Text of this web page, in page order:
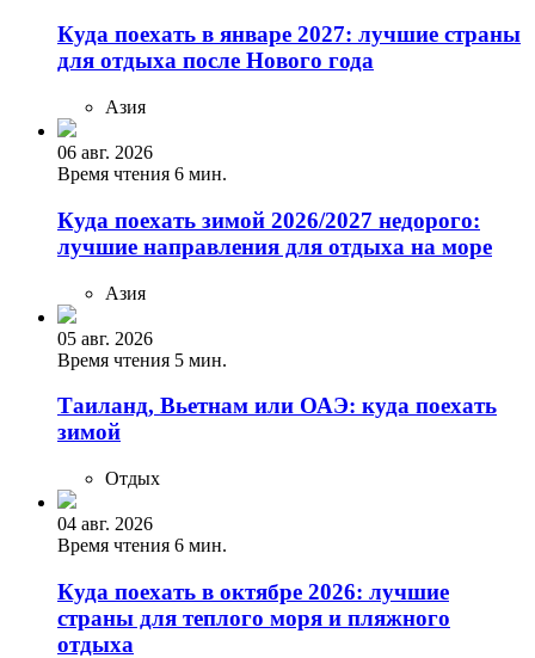
Куда поехать в январе 2027: лучшие страны
для отдыха после Нового года
Азия
06 авг. 2026
Время чтения 6 мин.
Куда поехать зимой 2026/2027 недорого:
лучшие направления для отдыха на море
Азия
05 авг. 2026
Время чтения 5 мин.
Таиланд, Вьетнам или ОАЭ: куда поехать
зимой
Отдых
04 авг. 2026
Время чтения 6 мин.
Куда поехать в октябре 2026: лучшие
страны для теплого моря и пляжного
отдыха